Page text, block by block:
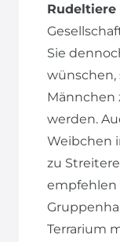
Rudeltiere
Sie
wünschen,
Männchen
werden.
Weibchen
zu
empfehlen
Terrarium